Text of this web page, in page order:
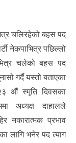
चलिरहेको बहस पद
नेकपाभित्र पछिल्लो
चलेको बहस पद
गर्दै यस्तो बताएका
औं स्मृति दिवसका
अध्यक्ष दाहालले
नकारात्मक प्रभाव
लागि भनेर पद त्याग